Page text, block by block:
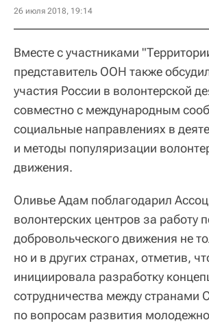
26 июля 2018, 19:14
Вместе с участниками
представитель ООН также
участия России в волонтерской
совместно с международным
социальные направлениях в
и методы популяризации
движения.
Оливье Адам поблагодарил
волонтерских центров за работу
добровольческого движения не
но и в других странах, отметив,
инициировала разработку
сотрудничества между странами
по вопросам развития